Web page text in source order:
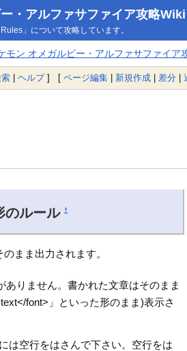
・アルファサファイア攻略Wiki
」について攻略しています。
モン オメガルビー・アルファサファイア
| ヘルプ] [ ページ編集 | 新規作成 | 差分 |
のルール†
まま出力されます。
ありません。書かれた文章はそのまま
font>」といった形のまま)表示さ
は空行をはさんで下さい。空行をは